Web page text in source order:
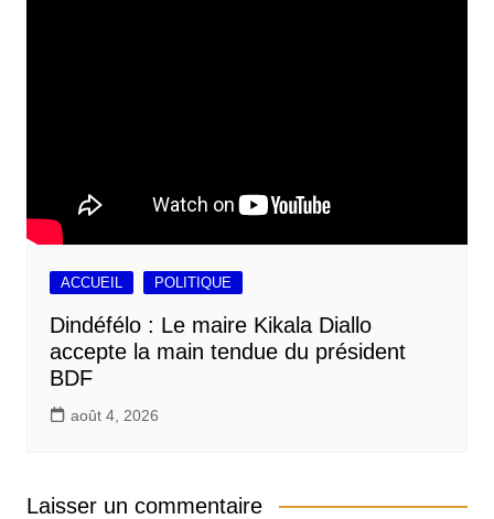
ACCUEIL POLITIQUE
Dindéfélo : Le maire Kikala Diallo
accepte la main tendue du président
BDF
août 4, 2026
Laisser un commentaire